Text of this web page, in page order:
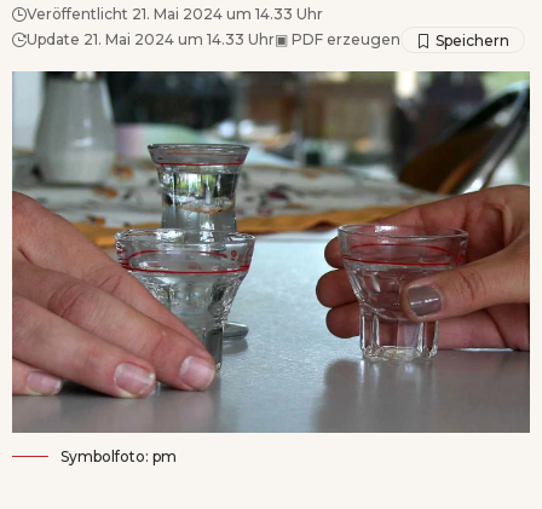
Veröffentlicht 21. Mai 2024 um 14.33 Uhr
Update 21. Mai 2024 um 14.33 Uhr▣ PDF erzeugen
Symbolfoto: pm